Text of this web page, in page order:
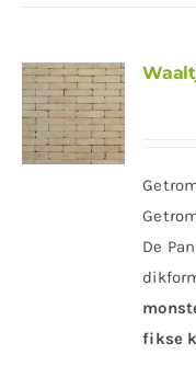
De
fikse